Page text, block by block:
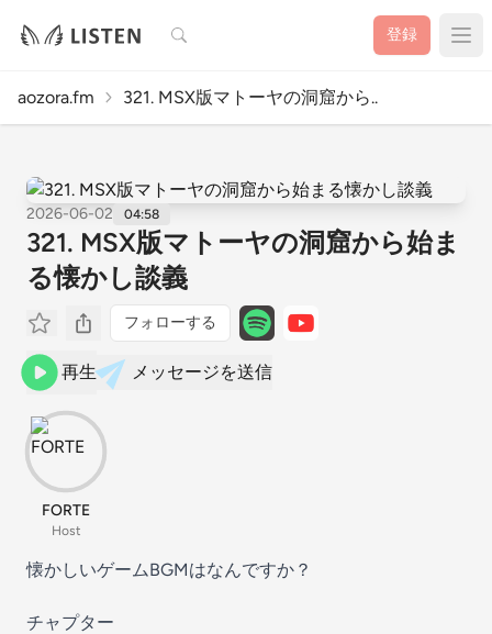
検索 登録
aozora.fm 321. MSX版マトーヤの洞窟から..
2026-06-02 04:58
321. MSX版マトーヤの洞窟から始ま
る懐かし談義
フォローする
再生 メッセージを送信
FORTE
Host
懐かしいゲームBGMはなんですか？
チャプター